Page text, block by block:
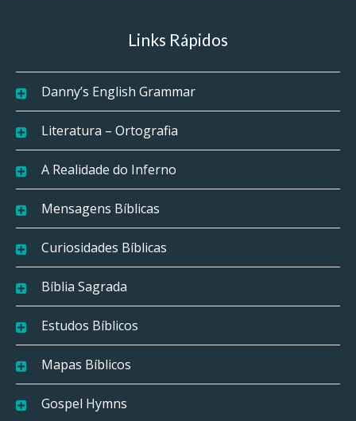
Links Rápidos
Danny’s English Grammar
Literatura – Ortografia
A Realidade do Inferno
Mensagens Bíblicas
Curiosidades Bíblicas
Bíblia Sagrada
Estudos Bíblicos
Mapas Bíblicos
Gospel Hymns